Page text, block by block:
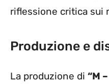
riflessione critica sui
Produzione e
La produzione di “M